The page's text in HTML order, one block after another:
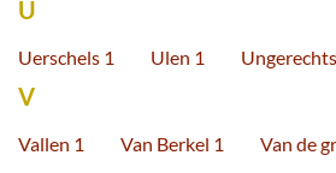
U
Uerschels 1 Ulen 1
V
Vallen 1 Van Berkel 1 Van de